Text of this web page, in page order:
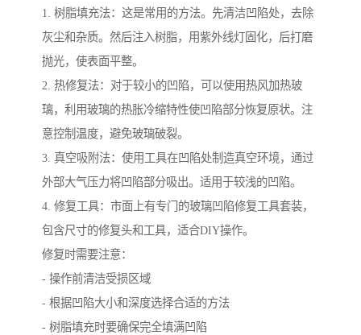
1. 树脂填充法：这是常用的方法。先清洁凹陷处，去除
灰尘和杂质。然后注入树脂，用紫外线灯固化，后打磨
抛光，使表面平整。
2. 热修复法：对于较小的凹陷，可以使用热风加热玻
璃，利用玻璃的热胀冷缩特性使凹陷部分恢复原状。注
意控制温度，避免玻璃破裂。
3. 真空吸附法：使用工具在凹陷处制造真空环境，通过
外部大气压力将凹陷部分吸出。适用于较浅的凹陷。
4. 修复工具：市面上有专门的玻璃凹陷修复工具套装，
包含尺寸的修复头和工具，适合DIY操作。
修复时需要注意：
- 操作前清洁受损区域
- 根据凹陷大小和深度选择合适的方法
- 树脂填充时要确保完全填满凹陷